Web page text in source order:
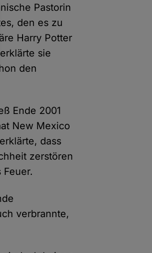
Pastorin
den es zu
Harry Potter
sie
den
Ende 2001
New Mexico
dass
zerstören
verbrannte,